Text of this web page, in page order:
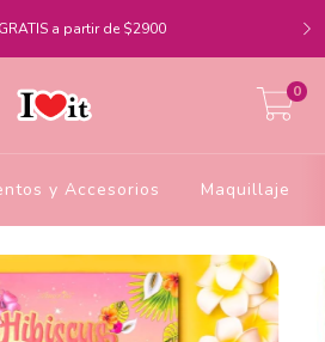
a partir de $2900
0
y Accesorios Maquillaje